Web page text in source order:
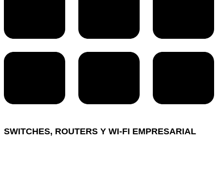
SWITCHES, ROUTERS Y WI-FI EMPRESARIAL